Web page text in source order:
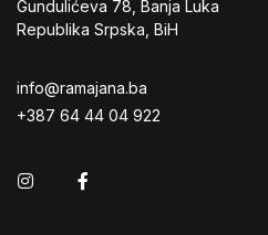
Gundulićeva 78, Banja Luka
Republika Srpska, BiH
info@ramajana.ba
+387 64 44 04 922
Instagram